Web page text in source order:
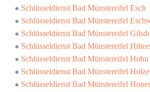
Schlüsseldienst Bad Münstereifel Esch
Schlüsseldienst Bad Münstereifel
Schlüsseldienst Bad Münstereifel
Schlüsseldienst Bad Münstereifel
Schlüsseldienst Bad Münstereifel Hohn
Schlüsseldienst Bad Münstereifel
Schlüsseldienst Bad Münstereifel